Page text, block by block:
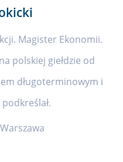
Magister Ekonomii.
polskiej giełdzie od
długoterminowym i
Warszawa